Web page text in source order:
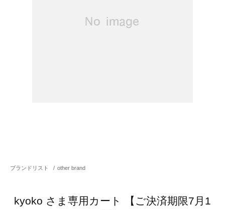
ブランドリスト / other brand
kyoko さま専用カート 【ご決済期限7月1